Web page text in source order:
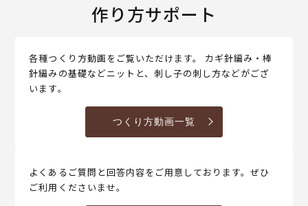
作り方サポート
各種つくり方動画をご覧いただけます。 カギ針編み・棒
針編みの基礎などニットと、刺し子の刺し方などがござ
います。
つくり方動画一覧
よくあるご質問と回答内容をご用意しております。ぜひ
ご利用くださいませ。